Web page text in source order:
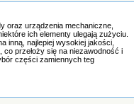
oraz urządzenia mechaniczne,
ich elementy ulegają zużyciu.
inną, najlepiej wysokiej jakości,
co przełoży się na niezawodność i
części zamiennych teg